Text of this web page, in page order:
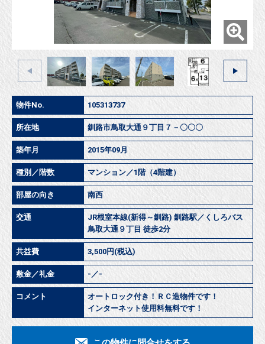
物件No. 105313737
所在地 釧路市鳥取大通９丁目７－〇〇〇
築年月 2015年09月
種別／階数 マンション／1階（4階建）
部屋の向き 南西
交通
JR根室本線(新得～釧路) 釧路駅／くしろバス
鳥取大通９丁目 徒歩2分
共益費 3,500円(税込)
敷金／礼金 -／-
コメント
オートロック付き！ＲＣ造物件です！
インターネット使用料無料です！